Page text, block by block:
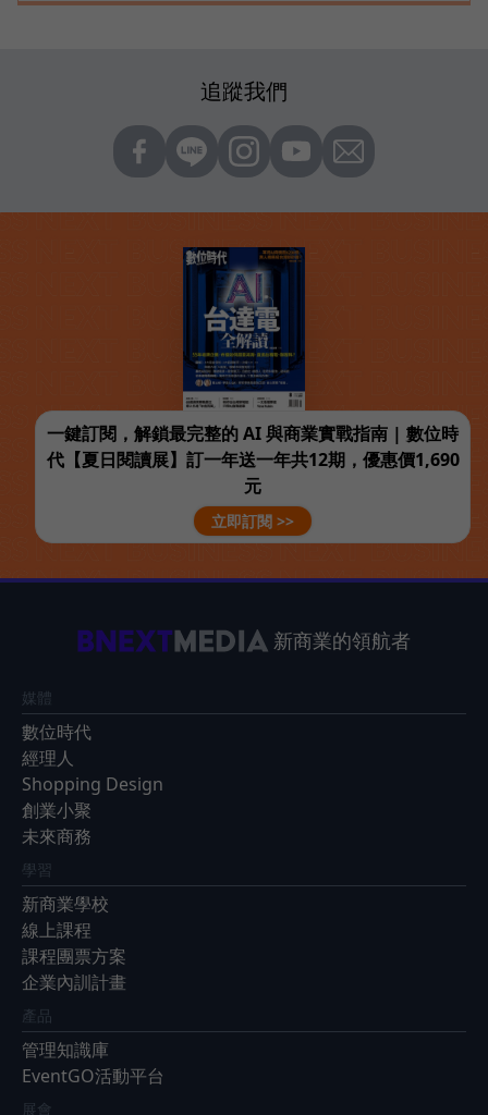
追蹤我們
一鍵訂閱，解鎖最完整的 AI 與商業實戰指南 | 數位時
代【夏日閱讀展】訂一年送一年共12期，優惠價1,690
元
立即訂閱 >>
新商業的領航者
媒體
數位時代
經理人
Shopping Design
創業小聚
未來商務
學習
新商業學校
線上課程
課程團票方案
企業內訓計畫
產品
管理知識庫
EventGO活動平台
展會